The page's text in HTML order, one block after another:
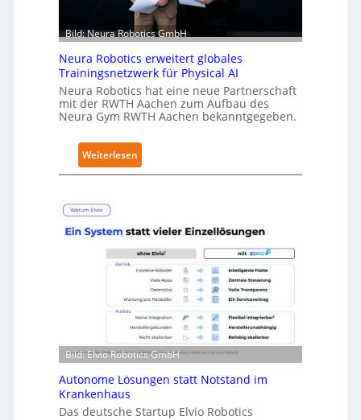
l
t
S
e
c
u
r
t
-
v
e
l
2
-
Z
e
r
t
f
Bild: Neura Robotics GmbH
Neura Robotics erweitert globales
Trainingsnetzwerk für Physical AI
Neura Robotics hat eine neue Partnerschaft
mit der RWTH Aachen zum Aufbau des
Neura Gym RWTH Aachen bekanntgegeben.
Weiterlesen
N
a
R
o
o
t
i
c
s
r
Bild: Elvio Robotics GmbH
Autonome Lösungen statt Notstand im
Krankenhaus
Das deutsche Startup Elvio Robotics